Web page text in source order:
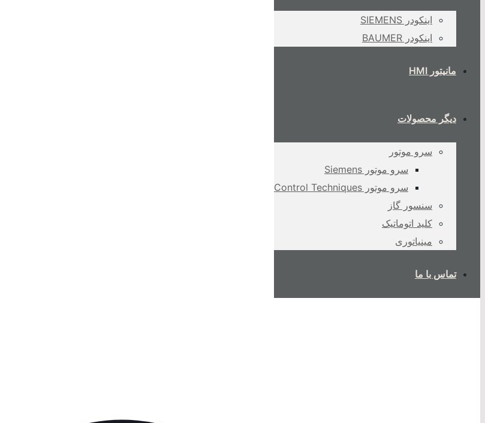
اینکودر SIEMENS
اینکودر BAUMER
مانیتور HMI
دیگر محصولات
سرو موتور
سرو موتور Siemens
سرو موتور Control Techniques
سنسور گاز
کلید اتوماتیک
مینیاتوری
تماس با ما